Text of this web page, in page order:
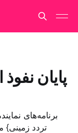
پایان
برنامه‌های
تردد